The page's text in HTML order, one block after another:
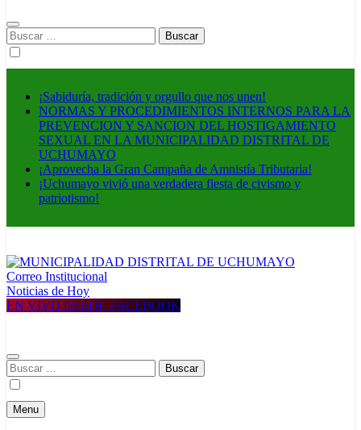
Buscar:
¡Sabiduría, tradición y orgullo que nos unen!
NORMAS Y PROCEDIMIENTOS INTERNOS PARA LA
PREVENCION Y SANCION DEL HOSTIGAMIENTO
SEXUAL EN LA MUNICIPALIDAD DISTRITAL DE
UCHUMAYO
¡Aprovecha la Gran Campaña de Amnistía Tributaria!
¡Uchumayo vivió una verdadera fiesta de civismo y
patriotismo!
MUNICIPALIDAD DISTRITAL DE UCHUMAYO
Construyendo una nueva Historia
Correo Institucional
Noticias de Hoy
EN VIVO DESDE FACEBOOK
Buscar:
Menu